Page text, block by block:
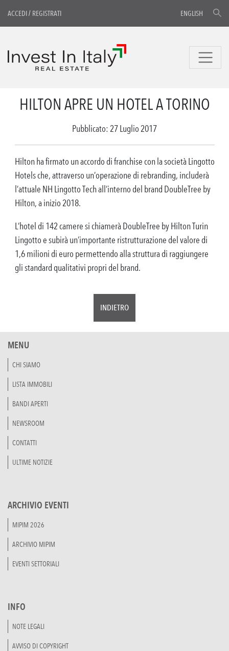
ACCEDI/ REGISTRATI ENGLISH
HILTON APRE UN HOTEL A TORINO
Pubblicato: 27 Luglio 2017
Hilton ha firmato un accordo di franchise con la società Lingotto
Hotels che, attraverso un’operazione di rebranding, includerà
l’attuale NH Lingotto Tech all’interno del brand DoubleTree by
Hilton, a inizio 2018.
L’hotel di 142 camere si chiamerà DoubleTree by Hilton Turin
Lingotto e subirà un’importante ristrutturazione del valore di
1,6 milioni di euro permettendo alla struttura di raggiungere
gli standard qualitativi propri del brand.
INDIETRO
MENU
CHI SIAMO
LISTA IMMOBILI
BANDI APERTI
NEWSROOM
CONTATTI
ULTIME NOTIZIE
ARCHIVIO EVENTI
MIPIM 2026
ARCHIVIO MIPIM
EVENTI SETTORIALI
INFO
NOTE LEGALI
AVVISO DI COPYRIGHT